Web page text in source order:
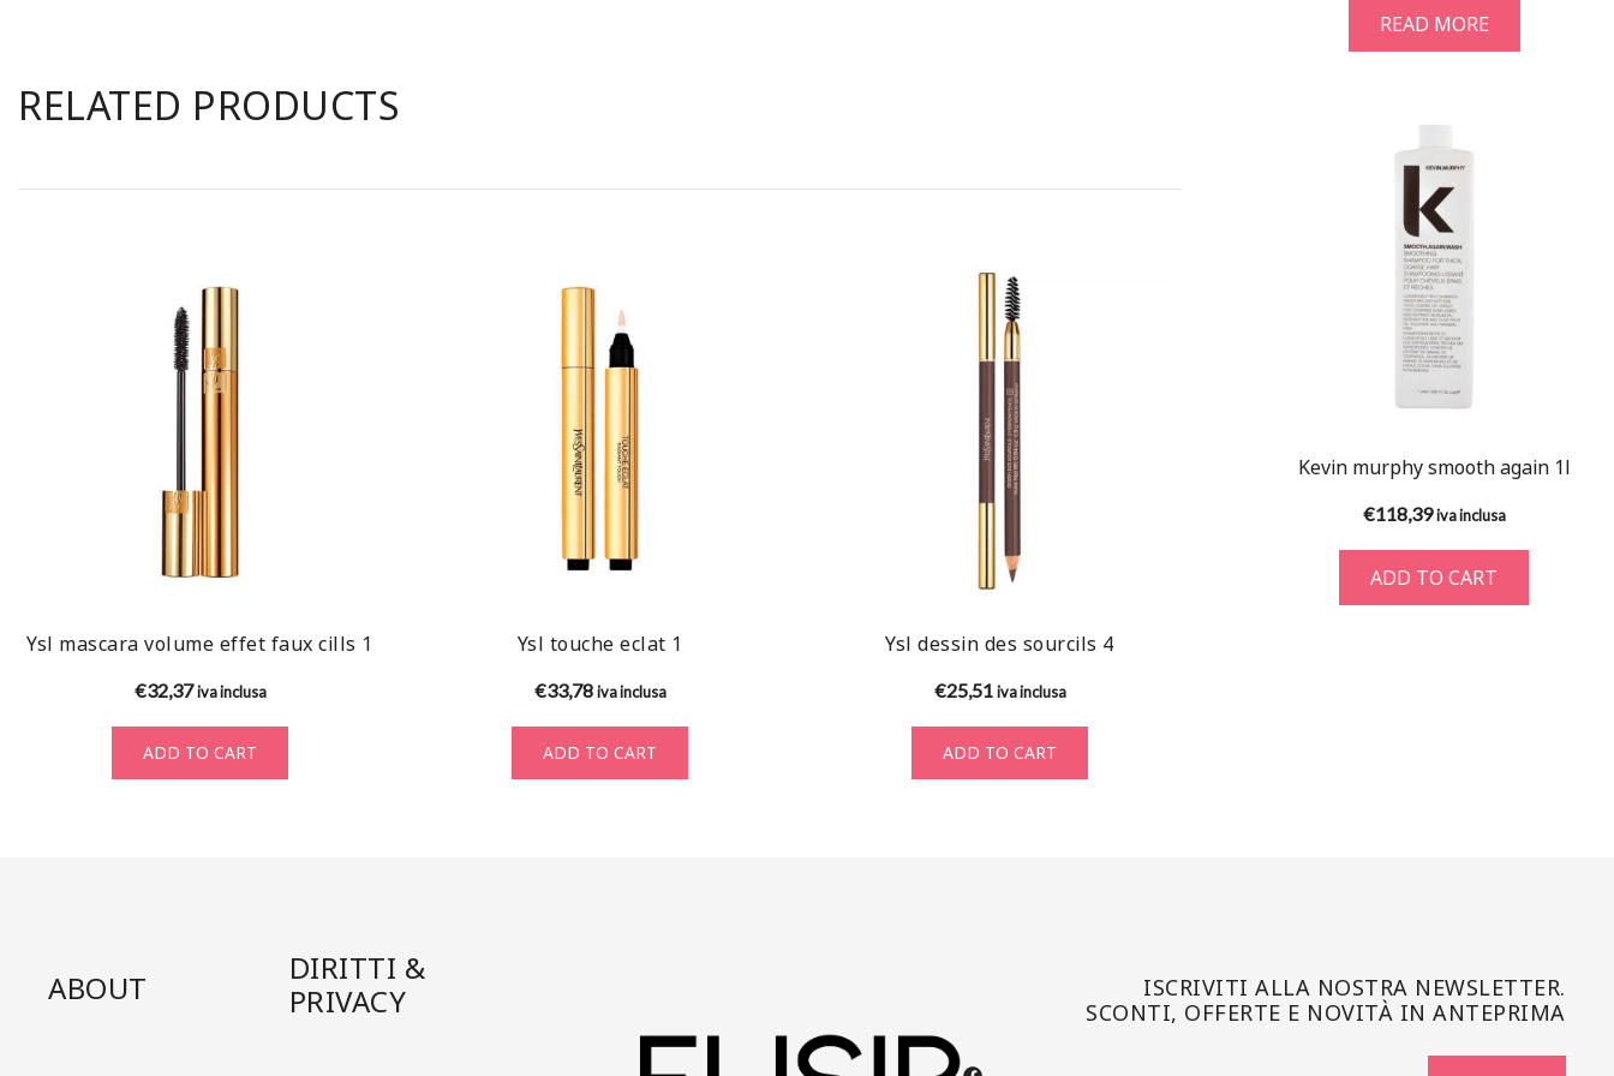
RELATED PRODUCTS
Ysl mascara volume effet faux cills 1
€32,37 iva inclusa
ADD TO CART
Ysl touche eclat 1
€33,78 iva inclusa
ADD TO CART
Ysl dessin des sourcils 4
€25,51 iva inclusa
ADD TO CART
READ MORE
Kevin murphy smooth again 1l
€118,39 iva inclusa
ADD TO CART
ABOUT
DIRITTI &
PRIVACY
ISCRIVITI ALLA NOSTRA NEWSLETTER.
SCONTI, OFFERTE E NOVITÀ IN ANTEPRIMA